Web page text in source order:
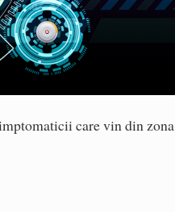
care vin din zona